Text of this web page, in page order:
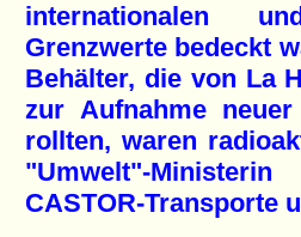
internationalen
Grenzwerte bedeckt
Behälter, die von La
zur Aufnahme neuer
rollten, waren
"Umwelt"-
CASTOR-Transporte